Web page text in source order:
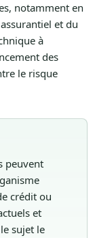
notamment en
et du
à
des
le risque
peuvent
crédit ou
et
sujet le